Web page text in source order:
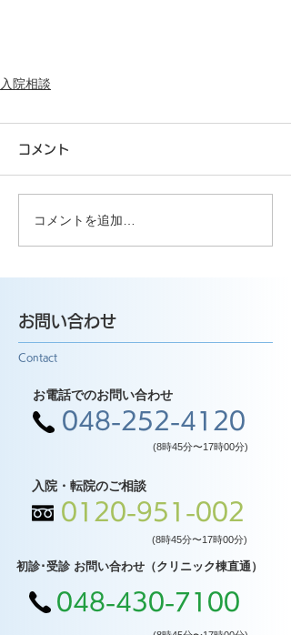
入院相談
コメント
コメントを追加…
お問い合わせ
Contact
お電話でのお問い合わせ
048-252-4120
(8時45分〜17時00分)
入院・転院のご相談
0120-951-002
(8時45分〜17時00分)
初診･受診 お問い合わせ（クリニック棟直通）
048-430-7100